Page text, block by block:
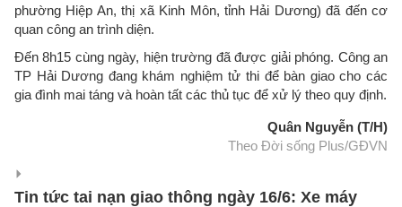
phường Hiệp An, thị xã Kinh Môn, tỉnh Hải Dương) đã đến cơ
quan công an trình diện.
Đến 8h15 cùng ngày, hiện trường đã được giải phóng. Công an
TP Hải Dương đang khám nghiệm tử thi để bàn giao cho các
gia đình mai táng và hoàn tất các thủ tục để xử lý theo quy định.
Quân Nguyễn (T/H)
Theo Đời sống Plus/GĐVN
Tin tức tai nạn giao thông ngày 16/6: Xe máy